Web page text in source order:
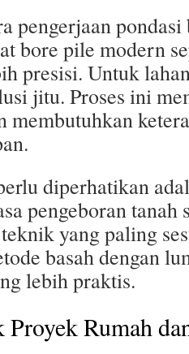
pengerjaan
bore pile modern
presisi. Untuk
jitu. Proses ini
membutuhkan
diperhatikan
pengeboran
yang paling
basah dengan
lebih praktis.
Rumah